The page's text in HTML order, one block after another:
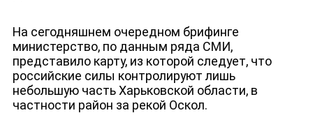
На сегодняшнем очередном брифинге
министерство, по данным ряда СМИ,
представило карту, из которой следует, что
российские силы контролируют лишь
небольшую часть Харьковской области, в
частности район за рекой Оскол.